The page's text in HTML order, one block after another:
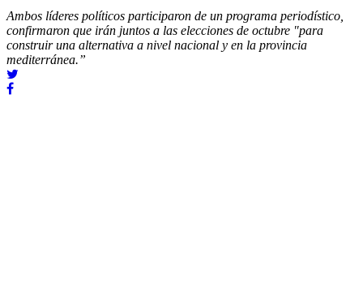
Ambos líderes políticos participaron de un programa periodístico,
confirmaron que irán juntos a las elecciones de octubre "para
construir una alternativa a nivel nacional y en la provincia
mediterránea.”